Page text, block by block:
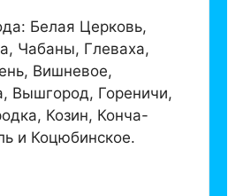
Белая Церковь,
Чабаны, Глеваха,
Вишневое,
Вышгород, Гореничи,
Козин, Конча-
и Коцюбинское.